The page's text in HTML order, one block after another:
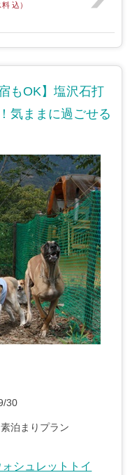
込）
もOK】塩沢石打
気ままに過ごせる
30
泊まりプラン
シュレットトイ